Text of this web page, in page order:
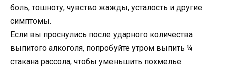
боль, тошноту, чувство жажды, усталость и другие
симптомы.
Если вы проснулись после ударного количества
выпитого алкоголя, попробуйте утром выпить ¼
стакана рассола, чтобы уменьшить похмелье.